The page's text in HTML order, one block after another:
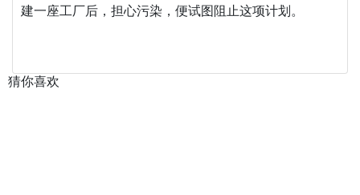
建一座工厂后，担心污染，便试图阻止这项计划。
猜你喜欢